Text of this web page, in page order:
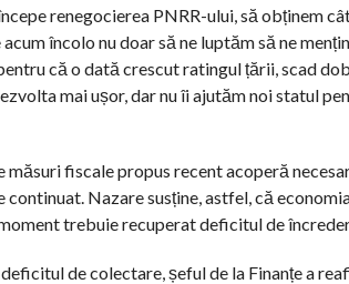
renegocierea PNRR-ului, să obținem
încolo nu doar să ne luptăm să ne
că o dată crescut ratingul țării, scad
mai ușor, dar nu îi ajutăm noi statul
fiscale propus recent acoperă
Nazare susține, astfel, că
trebuie recuperat deficitul de
de colectare, șeful de la Finanțe a